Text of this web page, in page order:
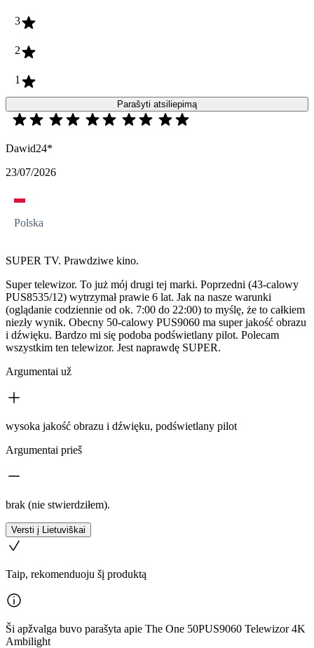
3
2
1
Parašyti atsiliepimą
Dawid24*
23/07/2026
Polska
SUPER TV. Prawdziwe kino.
Super telewizor. To już mój drugi tej marki. Poprzedni (43-calowy
PUS8535/12) wytrzymał prawie 6 lat. Jak na nasze warunki
(oglądanie codziennie od ok. 7:00 do 22:00) to myślę, że to całkiem
niezły wynik. Obecny 50-calowy PUS9060 ma super jakość obrazu
i dźwięku. Bardzo mi się podoba podświetlany pilot. Polecam
wszystkim ten telewizor. Jest naprawdę SUPER.
Argumentai už
wysoka jakość obrazu i dźwięku, podświetlany pilot
Argumentai prieš
brak (nie stwierdziłem).
Versti į Lietuviškai
Taip, rekomenduoju šį produktą
Ši apžvalga buvo parašyta apie The One 50PUS9060 Telewizor 4K
Ambilight